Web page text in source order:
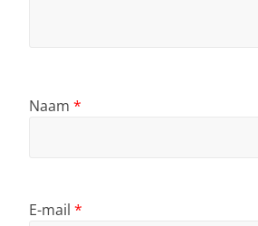
Naam *
E-mail *